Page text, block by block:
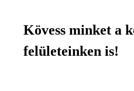
Kövess minket a
felületeinken is!